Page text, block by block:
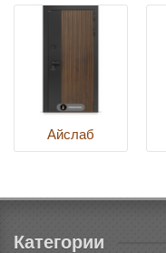
Айслаб
Категории